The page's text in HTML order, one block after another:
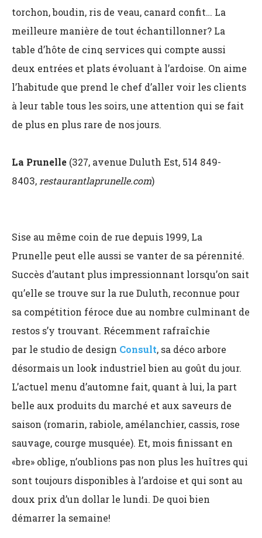
torchon, boudin, ris de veau, canard confit… La
meilleure manière de tout échantillonner? La
table d’hôte de cinq services qui compte aussi
deux entrées et plats évoluant à l’ardoise. On aime
l’habitude que prend le chef d’aller voir les clients
à leur table tous les soirs, une attention qui se fait
de plus en plus rare de nos jours.
La Prunelle (327, avenue Duluth Est, 514 849-
8403, restaurantlaprunelle.com)
Sise au même coin de rue depuis 1999, La
Prunelle peut elle aussi se vanter de sa pérennité.
Succès d’autant plus impressionnant lorsqu’on sait
qu’elle se trouve sur la rue Duluth, reconnue pour
sa compétition féroce due au nombre culminant de
restos s’y trouvant. Récemment rafraîchie
par le studio de design Consult, sa déco arbore
désormais un look industriel bien au goût du jour.
L’actuel menu d’automne fait, quant à lui, la part
belle aux produits du marché et aux saveurs de
saison (romarin, rabiole, amélanchier, cassis, rose
sauvage, courge musquée). Et, mois finissant en
«bre» oblige, n’oublions pas non plus les huîtres qui
sont toujours disponibles à l’ardoise et qui sont au
doux prix d’un dollar le lundi. De quoi bien
démarrer la semaine!